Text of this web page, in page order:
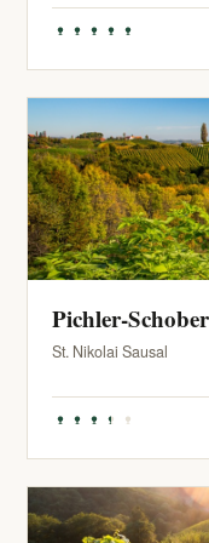
Pichler-Schober
St. Nikolai Sausal